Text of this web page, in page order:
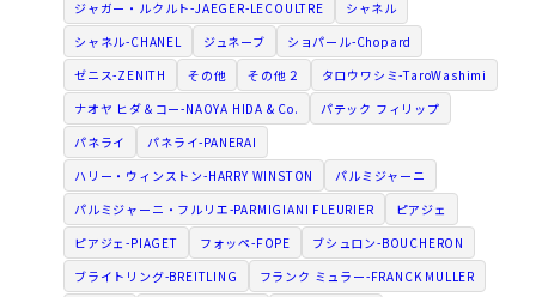
ジャガー・ルクルト-JAEGER-LECOULTRE
シャネル
シャネル-CHANEL
ジュネーブ
ショパール-Chopard
ゼニス-ZENITH
その他 その他２
タロウワシミ-TaroWashimi
ナオヤ ヒダ＆コー-NAOYA HIDA & Co.
パテック フィリップ
パネライ
パネライ-PANERAI
ハリー・ウィンストン-HARRY WINSTON
パルミジャーニ
パルミジャーニ・フルリエ-PARMIGIANI FLEURIER
ピアジェ
ピアジェ-PIAGET
フォッペ-FOPE
ブシュロン-BOUCHERON
ブライトリング-BREITLING
フランク ミュラー-FRANCK MULLER